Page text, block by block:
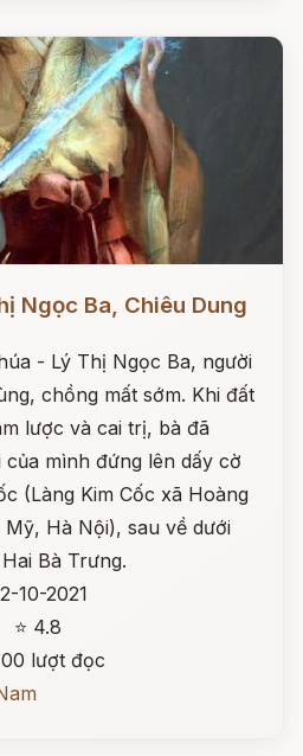
Ngọc Ba, Chiêu Dung
- Lý Thị Ngọc Ba, người
chồng mất sớm. Khi đất
lược và cai trị, bà đã
mình đứng lên dấy cờ
(Làng Kim Cốc xã Hoàng
Hà Nội), sau về dưới
Bà Trưng.
10-2021
⭐ 4.8
lượt đọc